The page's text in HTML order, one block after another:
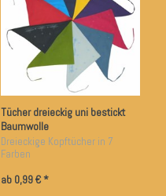
Tücher dreieckig uni bestickt
Baumwolle
Dreieckige Kopftücher in 7
Farben
ab 0,99 € *